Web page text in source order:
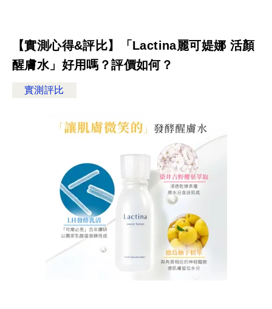
【實測心得&評比】「Lactina麗可媞娜 活顏
醒膚水」好用嗎？評價如何？
實測評比